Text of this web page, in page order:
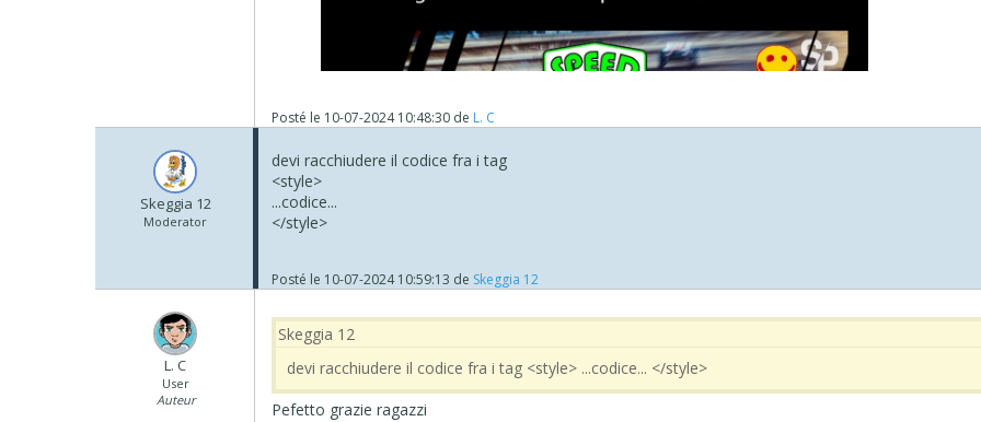
Posté le 10-07-2024 10:48:30 de L. C
Skeggia 12
Moderator
devi racchiudere il codice fra i tag
<style>
...codice...
</style>
Posté le 10-07-2024 10:59:13 de Skeggia 12
L. C
User
Auteur
Skeggia 12
devi racchiudere il codice fra i tag <style> ...codice... </style>
Pefetto grazie ragazzi